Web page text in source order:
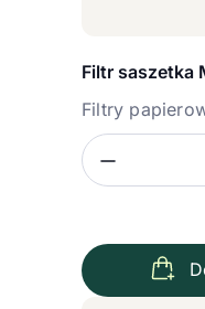
Filtr saszetka
Filtry